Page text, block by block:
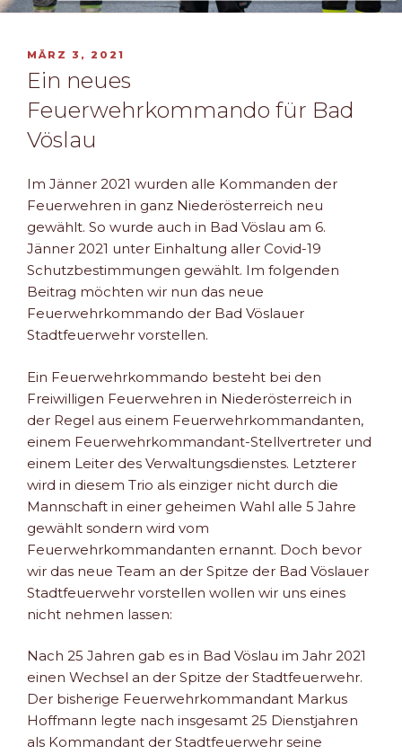
VERÖFFENTLICHT
AM
MÄRZ 3, 2021
Ein neues
Feuerwehrkommando für Bad
Vöslau
Im Jänner 2021 wurden alle Kommanden der
Feuerwehren in ganz Niederösterreich neu
gewählt. So wurde auch in Bad Vöslau am 6.
Jänner 2021 unter Einhaltung aller Covid-19
Schutzbestimmungen gewählt. Im folgenden
Beitrag möchten wir nun das neue
Feuerwehrkommando der Bad Vöslauer
Stadtfeuerwehr vorstellen.
Ein Feuerwehrkommando besteht bei den
Freiwilligen Feuerwehren in Niederösterreich in
der Regel aus einem Feuerwehrkommandanten,
einem Feuerwehrkommandant-Stellvertreter und
einem Leiter des Verwaltungsdienstes. Letzterer
wird in diesem Trio als einziger nicht durch die
Mannschaft in einer geheimen Wahl alle 5 Jahre
gewählt sondern wird vom
Feuerwehrkommandanten ernannt. Doch bevor
wir das neue Team an der Spitze der Bad Vöslauer
Stadtfeuerwehr vorstellen wollen wir uns eines
nicht nehmen lassen:
Nach 25 Jahren gab es in Bad Vöslau im Jahr 2021
einen Wechsel an der Spitze der Stadtfeuerwehr.
Der bisherige Feuerwehrkommandant Markus
Hoffmann legte nach insgesamt 25 Dienstjahren
als Kommandant der Stadtfeuerwehr seine